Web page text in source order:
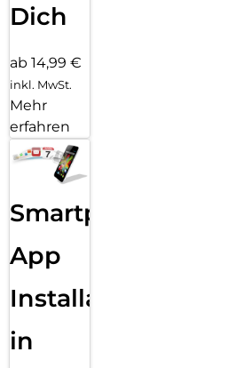
Dich
ab 14,99 €
inkl. MwSt.
Mehr
erfahren
Smartphone
App
Installation
in